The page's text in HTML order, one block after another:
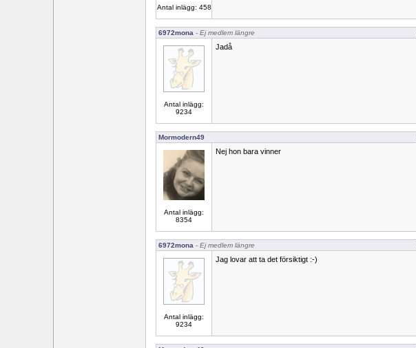
Antal inlägg: 458
6972mona - Ej medlem längre
Antal inlägg:
9234
Jadå
Mormodern49
Antal inlägg:
8354
Nej hon bara vinner
6972mona - Ej medlem längre
Antal inlägg:
9234
Jag lovar att ta det försiktigt :-)